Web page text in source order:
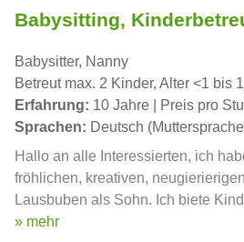
Babysitting,
Babysitter, Nanny
Betreut max. 2 Kinder, Alter <1 bis
Erfahrung: 10 Jahre | Preis pro
Sprachen: Deutsch
Hallo an alle Interessierten, ich
fröhlichen, kreativen,
Lausbuben als Sohn. Ich biete
» mehr